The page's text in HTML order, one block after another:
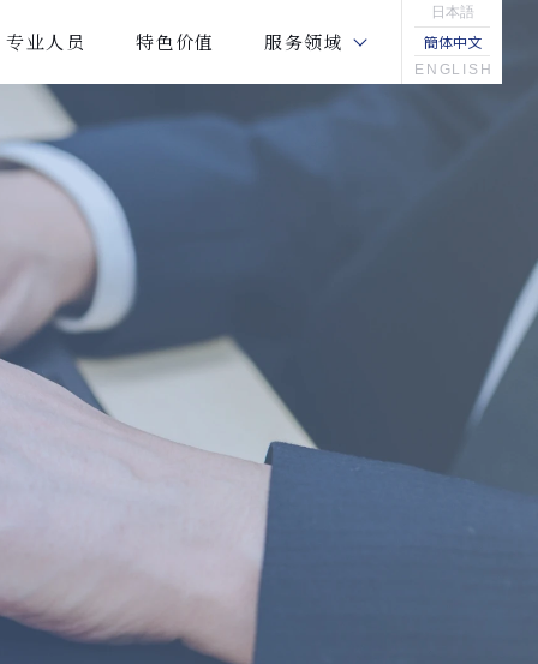
专业人员 特色价值 服务领域
日本語
簡体中文
ENGLISH